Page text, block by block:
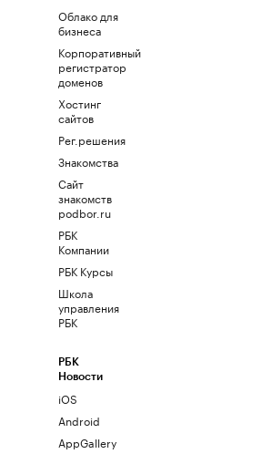
Облако для
бизнеса
Корпоративный
регистратор
доменов
Хостинг
сайтов
Рег.решения
Знакомства
Сайт
знакомств
podbor.ru
РБК
Компании
РБК Курсы
Школа
управления
РБК
РБК
Новости
iOS
Android
AppGallery